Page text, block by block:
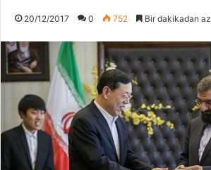
20/12/2017 0 752 Bir dakikadan az